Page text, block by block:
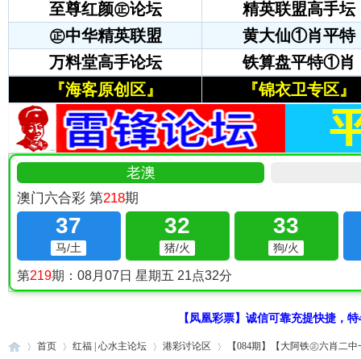
【凤凰彩票】诚信可靠充提快捷，
首页 红福 | 心水主论坛 港彩讨论区 【084期】【大阿铁㊣六肖二